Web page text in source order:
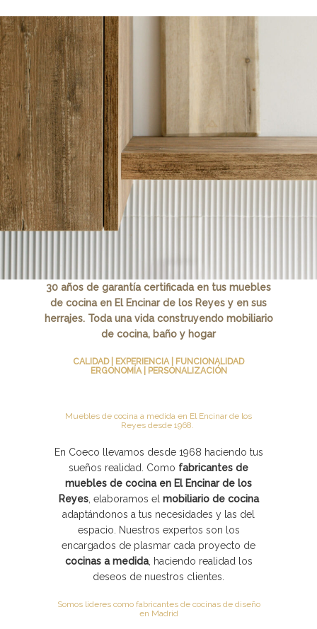
30 años de garantía certificada en tus muebles
de cocina en El Encinar de los Reyes y en sus
herrajes. Toda una vida construyendo mobiliario
de cocina, baño y hogar
CALIDAD | EXPERIENCIA | FUNCIONALIDAD
ERGONOMÍA | PERSONALIZACIÓN
Muebles de cocina a medida en El Encinar de los
Reyes desde 1968.
En Coeco llevamos desde 1968 haciendo tus
sueños realidad. Como fabricantes de
muebles de cocina en El Encinar de los
Reyes, elaboramos el mobiliario de cocina
adaptándonos a tus necesidades y las del
espacio. Nuestros expertos son los
encargados de plasmar cada proyecto de
cocinas a medida, haciendo realidad los
deseos de nuestros clientes.
Somos lideres como fabricantes de cocinas de diseño
en Madrid